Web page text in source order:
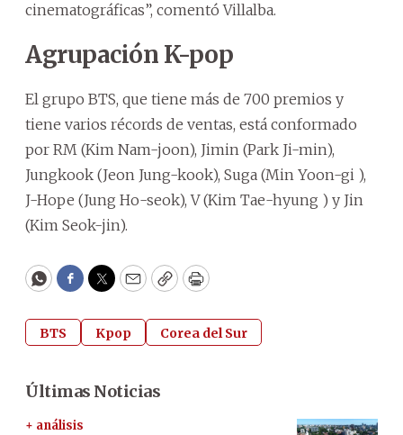
cinematográficas”, comentó Villalba.
Agrupación K-pop
El grupo BTS, que tiene más de 700 premios y
tiene varios récords de ventas, está conformado
por RM (Kim Nam-joon), Jimin (Park Ji-min),
Jungkook (Jeon Jung-kook), Suga (Min Yoon-gi ),
J-Hope (Jung Ho-seok), V (Kim Tae-hyung ) y Jin
(Kim Seok-jin).
WhatsApp
Facebook
Twitter
EmailCopyPrint
BTS Kpop Corea del Sur
Últimas Noticias
+ análisis